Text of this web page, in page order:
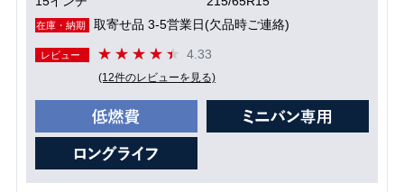
在庫・納期 取寄せ品 3-5営業日(欠品時ご連絡)
レビュー 4.33
(12件のレビューを見る)